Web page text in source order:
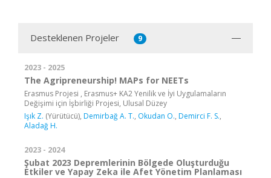
Desteklenen Projeler 9
2023 - 2025
The Agripreneurship! MAPs for NEETs
Erasmus Projesi , Erasmus+ KA2 Yenilik ve İyi Uygulamaların
Değişimi için İşbirliği Projesi, Ulusal Düzey
Işık Z. (Yürütücü), Demirbağ A. T., Okudan O., Demirci F. S.,
Aladağ H.
2023 - 2024
Şubat 2023 Depremlerinin Bölgede Oluşturduğu
Etkiler ve Yapay Zeka ile Afet Yönetim Planlaması